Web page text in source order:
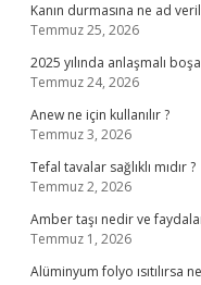
Kanın durmasına ne ad
Temmuz 25, 2026
2025 yılında anlaşmalı
Temmuz 24, 2026
Anew ne için kullanılır ?
Temmuz 3, 2026
Tefal tavalar sağlıklı mıdır ?
Temmuz 2, 2026
Amber taşı nedir ve
Temmuz 1, 2026
Alüminyum folyo ısıtılırsa